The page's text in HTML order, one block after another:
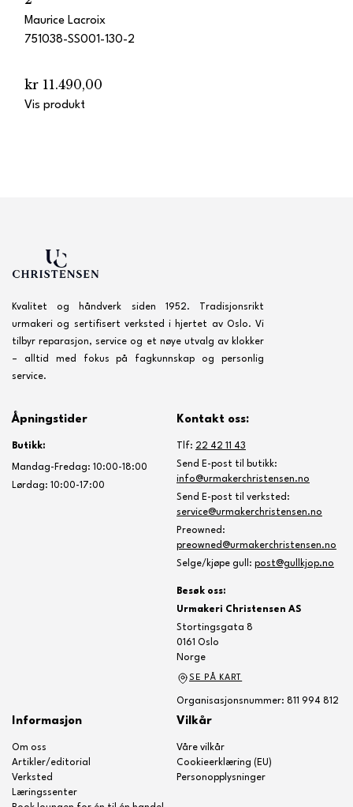
Maurice Lacroix
751038-SS001-130-2
kr 11.490,00
Vis produkt
Kvalitet og håndverk siden 1952. Tradisjonsrikt
urmakeri og sertifisert verksted i hjertet av Oslo. Vi
tilbyr reparasjon, service og et nøye utvalg av klokker
– alltid med fokus på fagkunnskap og personlig
service.
Åpningstider
Butikk:
Mandag-Fredag: 10:00-18:00
Lørdag: 10:00-17:00
Kontakt oss:
Tlf: 22 42 11 43
Send E-post til butikk:
info@urmakerchristensen.no
Send E-post til verksted:
service@urmakerchristensen.no
Preowned:
preowned@urmakerchristensen.no
Selge/kjøpe gull: post@gullkjop.no
Besøk oss:
Urmakeri Christensen AS
Stortingsgata 8
0161 Oslo
Norge
SE PÅ KART
Organisasjonsnummer: 811 994 812
Informasjon
Om oss
Artikler/editorial
Verksted
Læringssenter
Vilkår
Våre vilkår
Cookieerklæring (EU)
Personopplysninger